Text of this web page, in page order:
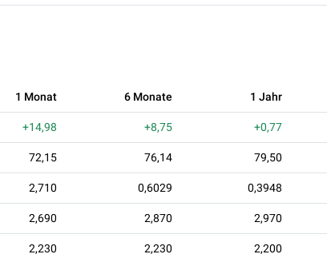
1 Monat 6 Monate 1 Jahr
+14,98 +8,75 +0,77
72,15 76,14 79,50
2,710 0,6029 0,3948
2,690 2,870 2,970
2,230 2,230 2,200